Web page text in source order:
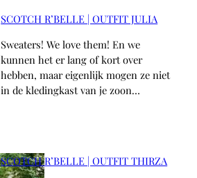
SCOTCH R’BELLE | OUTFIT JULIA
Sweaters! We love them! En we
kunnen het er lang of kort over
hebben, maar eigenlijk mogen ze niet
in de kledingkast van je zoon…
SCOTCH R’BELLE | OUTFIT THIRZA